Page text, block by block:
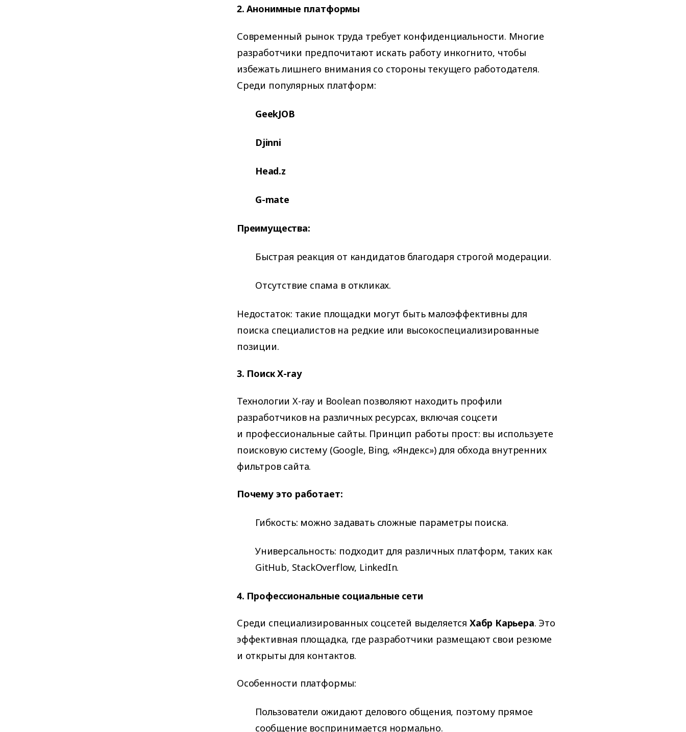
2. Анонимные платформы
Современный рынок труда требует конфиденциальности. Многие
разработчики предпочитают искать работу инкогнито, чтобы
избежать лишнего внимания со стороны текущего работодателя.
Среди популярных платформ:
GeekJOB
Djinni
Head.z
G-mate
Преимущества:
Быстрая реакция от кандидатов благодаря строгой модерации.
Отсутствие спама в откликах.
Недостаток: такие площадки могут быть малоэффективны для
поиска специалистов на редкие или высокоспециализированные
позиции.
3. Поиск X-ray
Технологии X-ray и Boolean позволяют находить профили
разработчиков на различных ресурсах, включая соцсети
и профессиональные сайты. Принцип работы прост: вы используете
поисковую систему (Google, Bing, «Яндекс») для обхода внутренних
фильтров сайта.
Почему это работает:
Гибкость: можно задавать сложные параметры поиска.
Универсальность: подходит для различных платформ, таких как
GitHub, StackOverflow, LinkedIn.
4. Профессиональные социальные сети
Среди специализированных соцсетей выделяется Хабр Карьера. Это
эффективная площадка, где разработчики размещают свои резюме
и открыты для контактов.
Особенности платформы:
Пользователи ожидают делового общения, поэтому прямое
сообщение воспринимается нормально.